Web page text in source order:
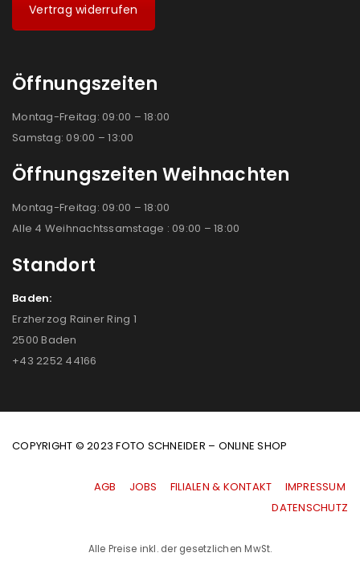
Vertrag widerrufen
Öffnungszeiten
Montag-Freitag: 09:00 – 18:00
Samstag: 09:00 – 13:00
Öffnungszeiten Weihnachten
Montag-Freitag: 09:00 – 18:00
Alle 4 Weihnachtssamstage : 09:00 – 18:00
Standort
Baden:
Erzherzog Rainer Ring 1
2500 Baden
+43 2252 44166
COPYRIGHT © 2023 FOTO SCHNEIDER – ONLINE SHOP
AGB JOBS FILIALEN & KONTAKT
IMPRESSUM
|DATENSCHUTZ
Alle Preise inkl. der gesetzlichen MwSt.